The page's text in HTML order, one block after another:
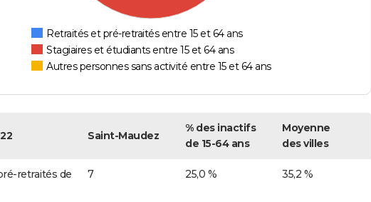
Retraités et pré-retraités entre 15 et 64 ans
Stagiaires et étudiants entre 15 et 64 ans
Autres personnes sans activité entre 15 et 64 ans
Saint-Maudez
% des inactifs
de 15-64 ans
Moyenne
des villes
retraités de
7 25,0 % 35,2 %